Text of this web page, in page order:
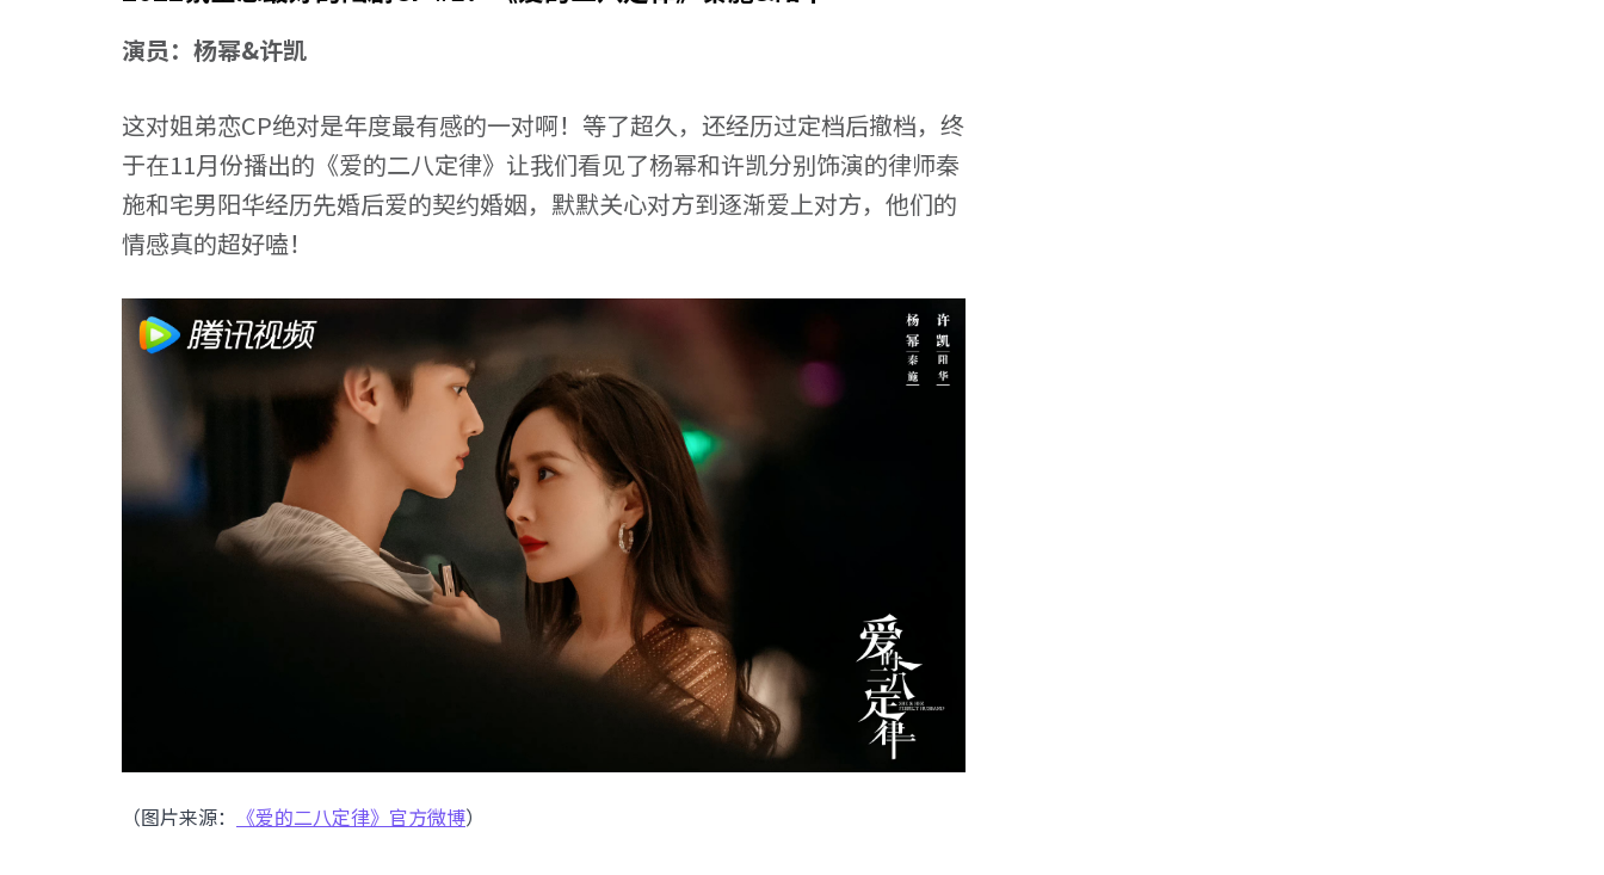
演员：杨幂&许凯
这对姐弟恋CP绝对是年度最有感的一对啊！等了超久，还经历过定档后撤档，终
于在11月份播出的《爱的二八定律》让我们看见了杨幂和许凯分别饰演的律师秦
施和宅男阳华经历先婚后爱的契约婚姻，默默关心对方到逐渐爱上对方，他们的
情感真的超好嗑！
（图片来源： 《爱的二八定律》官方微博）